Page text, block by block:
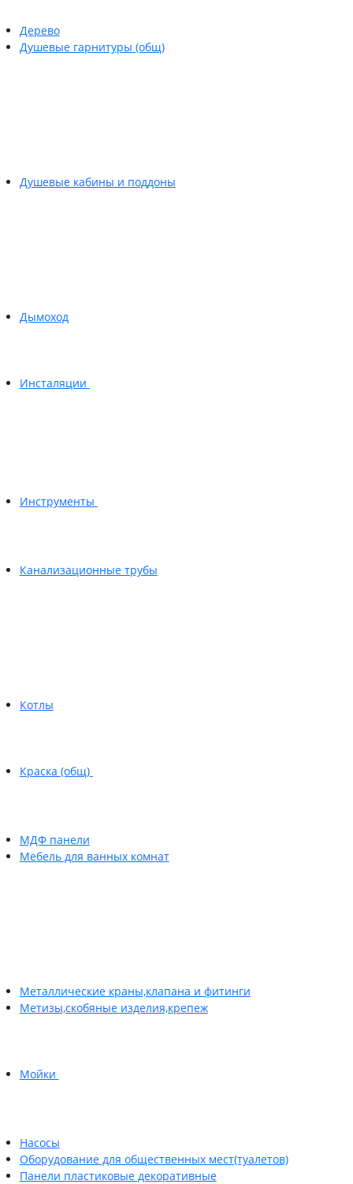
Дерево
Душевые гарнитуры (общ)
Душевые кабины и поддоны
Дымоход
Инсталяции
Инструменты
Канализационные трубы
Котлы
Краска (общ)
МДФ панели
Мебель для ванных комнат
Металлические краны,клапана и фитинги
Метизы,скобяные изделия,крепеж
Мойки
Насосы
Оборудование для общественных мест(туалетов)
Панели пластиковые декоративные